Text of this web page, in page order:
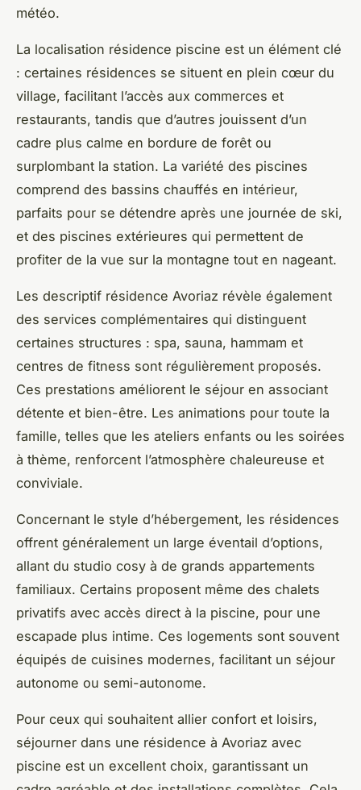
météo.
La localisation résidence piscine est un élément clé
: certaines résidences se situent en plein cœur du
village, facilitant l’accès aux commerces et
restaurants, tandis que d’autres jouissent d’un
cadre plus calme en bordure de forêt ou
surplombant la station. La variété des piscines
comprend des bassins chauffés en intérieur,
parfaits pour se détendre après une journée de ski,
et des piscines extérieures qui permettent de
profiter de la vue sur la montagne tout en nageant.
Les descriptif résidence Avoriaz révèle également
des services complémentaires qui distinguent
certaines structures : spa, sauna, hammam et
centres de fitness sont régulièrement proposés.
Ces prestations améliorent le séjour en associant
détente et bien-être. Les animations pour toute la
famille, telles que les ateliers enfants ou les soirées
à thème, renforcent l’atmosphère chaleureuse et
conviviale.
Concernant le style d’hébergement, les résidences
offrent généralement un large éventail d’options,
allant du studio cosy à de grands appartements
familiaux. Certains proposent même des chalets
privatifs avec accès direct à la piscine, pour une
escapade plus intime. Ces logements sont souvent
équipés de cuisines modernes, facilitant un séjour
autonome ou semi-autonome.
Pour ceux qui souhaitent allier confort et loisirs,
séjourner dans une résidence à Avoriaz avec
piscine est un excellent choix, garantissant un